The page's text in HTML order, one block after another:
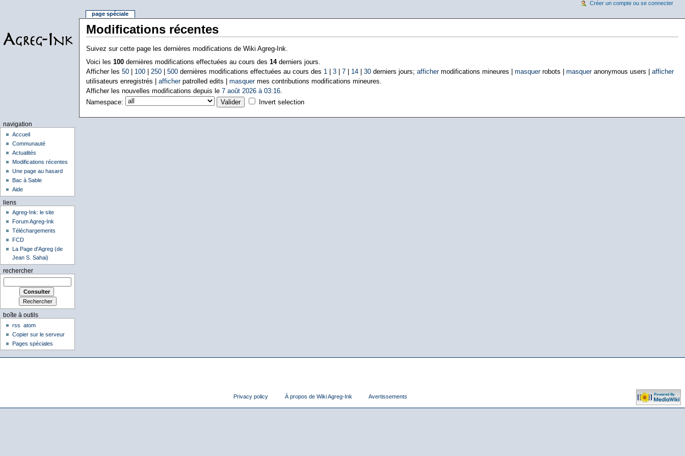
Modifications récentes
Suivez sur cette page les dernières modifications de Wiki Agreg-Ink.
Voici les 100dernières modifications effectuées au cours des 14derniers jours.
Afficher les 50| 100| 250| 500dernières modifications effectuées au cours des 1 3| 7| 14| 30derniers jours; affichermodifications mineures | masquerrobots | masqueranonymous users | afficher
utilisateurs enregistrés | afficherpatrolled edits | masquermes contributions modifications mineures.
Afficher les nouvelles modifications depuis le 7 août 2026 à 03:16.
Namespace:
Invert selection
page spéciale
Créer un compte ou se connecter
navigation
Accueil
Communauté
Actualités
Modifications récentes
Une page au hasard
Bac à Sable
Aide
liens
Agreg-Ink: le site
Forum Agreg-Ink
Téléchargements
FCD
La Page d'Agreg (de
Jean S. Sahai)
rechercher
boîte à outils
rss
atom
Copier sur le serveur
Pages spéciales
Privacy policy À propos de Wiki Agreg-Ink Avertissements